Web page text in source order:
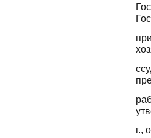
г.,